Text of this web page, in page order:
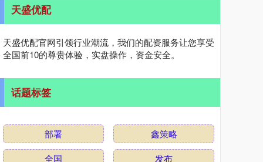
天盛优配
天盛优配官网引领行业潮流，我们的配资服务让您享受
全国前10的尊贵体验，实盘操作，资金安全。
话题标签
部署
鑫策略
全国
发布